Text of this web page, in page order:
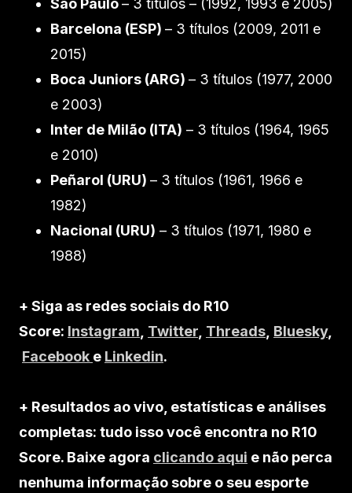
São Paulo– 3 títulos – (1992, 1993 e 2005)
Barcelona (ESP) – 3 títulos (2009, 2011 e
2015)
Boca Juniors (ARG) – 3 títulos (1977, 2000
e 2003)
Inter de Milão (ITA) – 3 títulos (1964, 1965
e 2010)
Peñarol (URU) – 3 títulos (1961, 1966 e
1982)
Nacional (URU) – 3 títulos (1971, 1980 e
1988)
+ Siga as redes sociais do R10
Score: Instagram Twitter Threads Bluesky,
Facebook e Linkedin.
+ Resultados ao vivo, estatísticas e análises
completas: tudo isso você encontra no R10
Score. Baixe agora clicando aqui e não perca
nenhuma informação sobre o seu esporte